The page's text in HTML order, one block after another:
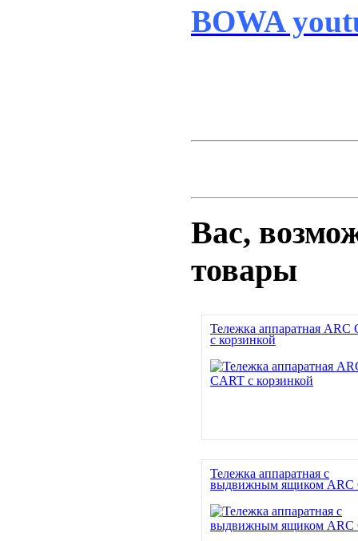
BOWA
Вас,
товары
Тележка аппаратная ARC
с корзинкой
Тележка аппаратная с
выдвижным ящиком ARC